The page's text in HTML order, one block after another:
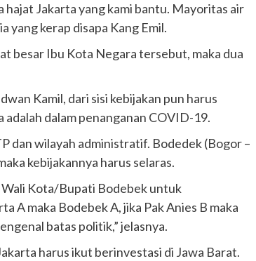
hajat Jakarta yang kami bantu. Mayoritas air
yang kerap disapa Kang Emil.
besar Ibu Kota Negara tersebut, maka dua
Kamil, dari sisi kebijakan pun harus
adalah dalam penanganan COVID-19.
dan wilayah administratif. Bodedek (Bogor –
kebijakannya harus selaras.
Wali Kota/Bupati Bodebek untuk
A maka Bodebek A, jika Pak Anies B maka
batas politik,” jelasnya.
harus ikut berinvestasi di Jawa Barat.